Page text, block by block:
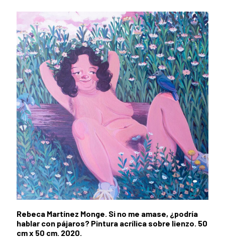
Rebeca Martínez Monge. Si no me amase, ¿podría
hablar con pájaros? Pintura acrílica sobre lienzo. 50
cm x 50 cm. 2020.